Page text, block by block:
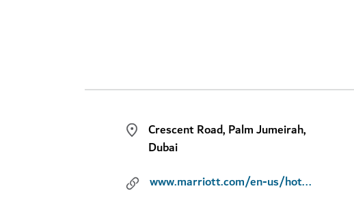
Crescent Road, Palm Jumeirah,
Dubai
www.marriott.com/en-us/hotels/dxbtp-w-dubai-the-palm/